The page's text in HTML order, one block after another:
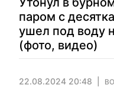
паром с
ушел под воду
(фото, видео)
22.08.2024 20:48